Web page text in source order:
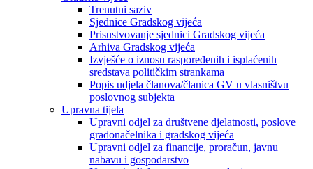
Trenutni saziv
Sjednice Gradskog vijeća
Prisustvovanje sjednici Gradskog vijeća
Arhiva Gradskog vijeća
Izvješće o iznosu raspoređenih i isplaćenih
sredstava političkim strankama
Popis udjela članova/članica GV u vlasništvu
poslovnog subjekta
Upravna tijela
Upravni odjel za društvene djelatnosti, poslove
gradonačelnika i gradskog vijeća
Upravni odjel za financije, proračun, javnu
nabavu i gospodarstvo